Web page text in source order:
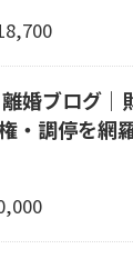
離婚ブログ｜
・調停を網